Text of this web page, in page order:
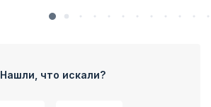
Нашли, что искали?